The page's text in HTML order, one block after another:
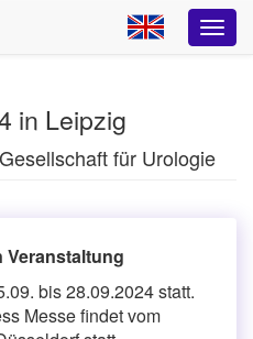
in Leipzig
für Urologie
Veranstaltung
bis 28.09.2024 statt.
Messe findet vom